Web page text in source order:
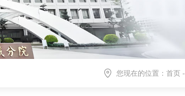
您现在的位置： 首页-